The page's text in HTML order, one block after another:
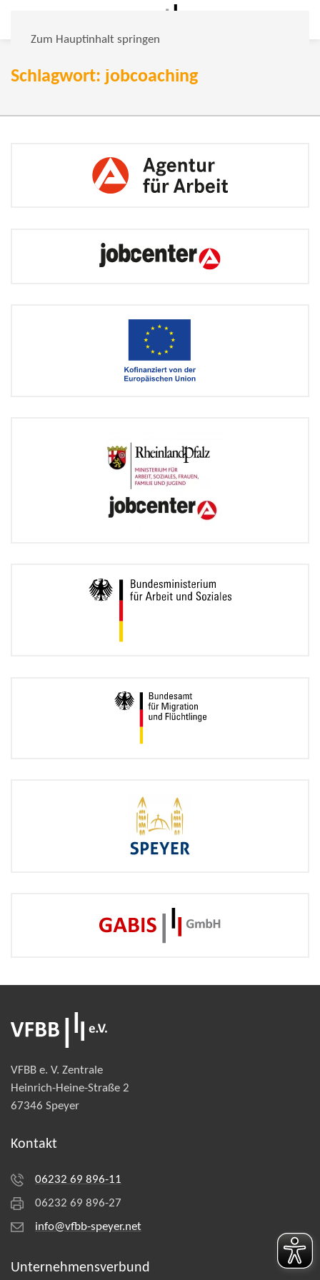
Zum Hauptinhalt springen
Schlagwort: jobcoaching
VFBB e. V. Zentrale
Heinrich-Heine-Straße 2
67346 Speyer
Kontakt
06232 69 896-11
06232 69 896-27
info@vfbb-speyer.net
Unternehmens­verbund